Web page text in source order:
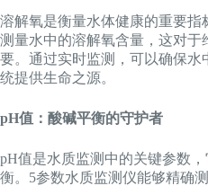
溶解氧是衡量水体健康的重要指
测量水中的溶解氧含量，这对
要。通过实时监测，可以确保
统提供生命之源。
pH值：酸碱平衡的守护者
pH值是水质监测中的关键参数
衡。5参数水质监测仪能够精确